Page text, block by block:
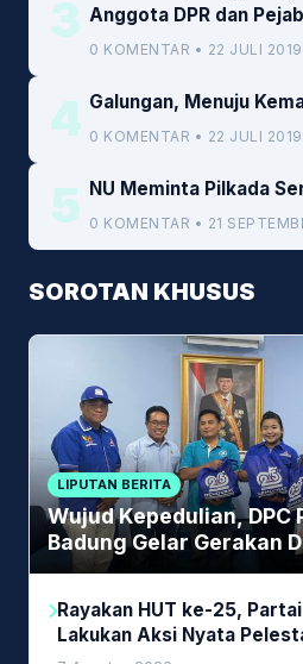
3 Anggota DPR dan
Kemenkeu
0 KOMENTAR • 22 JULI 2019
4 Galungan, Menuju
0 KOMENTAR • 22 JULI 2019
5 NU Meminta Pilkada
0 KOMENTAR • 21
SOROTAN KHUSUS
LIPUTAN BERITA
Wujud Kepedulian, DPC
Badung Gelar Gerakan
Rayakan HUT ke-25,
Lakukan Aksi Nyata